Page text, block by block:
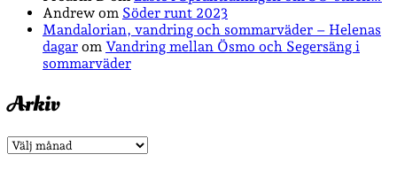
Andrew om Söder runt 2023
Mandalorian, vandring och sommarväder – Helenas
dagar om Vandring mellan Ösmo och Segersäng i
sommarväder
Arkiv
Arkiv